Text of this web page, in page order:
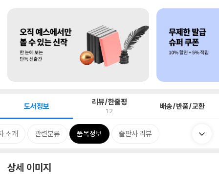
도서정보 리뷰/한줄평
12 배송/반품/교환
소개 관련분류 품목정보 출판사 리뷰
상세 이미지